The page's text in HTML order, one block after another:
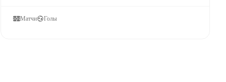
Матчи Голы